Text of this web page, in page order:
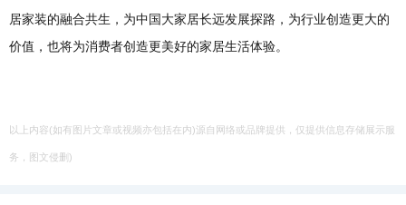
居家装的融合共生，为中国大家居长远发展探路，为行业创造更大的
价值，也将为消费者创造更美好的家居生活体验。
以上内容(如有图片文章或视频亦包括在内)源自网络或品牌提供，仅提供信息存储展示服
务，图文侵删)